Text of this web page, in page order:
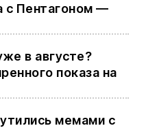
с Пентагоном —
в августе?
показа на
мемами с